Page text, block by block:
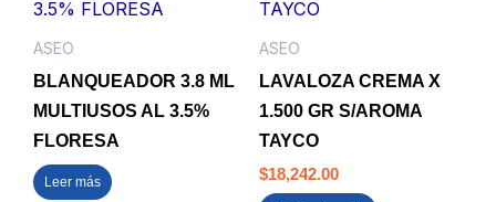
ASEO
BLANQUEADOR 3.8 ML
MULTIUSOS AL 3.5%
FLORESA
Leer más
ASEO
LAVALOZA CREMA X
1.500 GR S/AROMA
TAYCO
$18,242.00